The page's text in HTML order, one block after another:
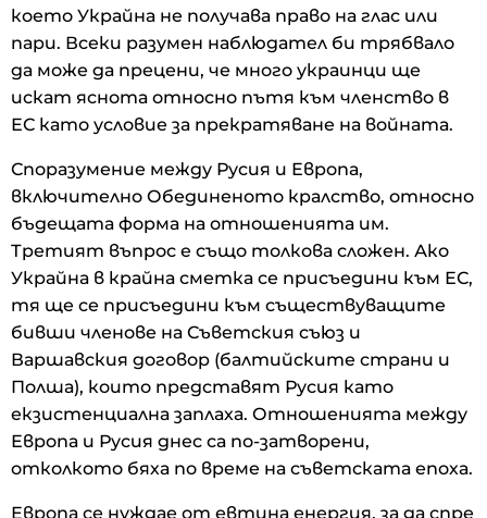
което Украйна не получава право на глас или
пари. Всеки разумен наблюдател би трябвало
да може да прецени, че много украинци ще
искат яснота относно пътя към членство в
ЕС като условие за прекратяване на войната.
Споразумение между Русия и Европа,
включително Обединеното кралство, относно
бъдещата форма на отношенията им.
Третият въпрос е също толкова сложен. Ако
Украйна в крайна сметка се присъедини към ЕС,
тя ще се присъедини към съществуващите
бивши членове на Съветския съюз и
Варшавския договор (балтийските страни и
Полша), които представят Русия като
екзистенциална заплаха. Отношенията между
Европа и Русия днес са по-затворени,
отколкото бяха по време на съветската епоха.
Европа се нуждае от евтина енергия, за да спре